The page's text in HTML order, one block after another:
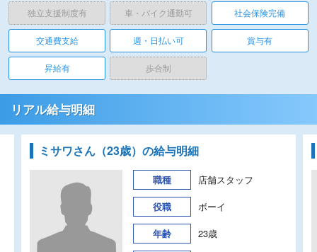
独立支援制度有 車・バイク通勤可 社会保険完備
交通費支給 週・日払い可 賞与有
昇給有 歩合制
リアル給与明細
ミサワさん（23歳）の給与明細
職種
店舗スタッフ
役職
ボーイ
年齢
23歳